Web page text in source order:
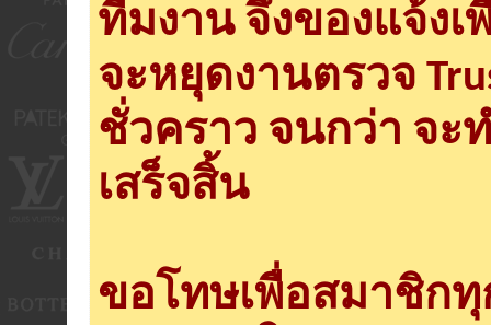
ทีมงาน จึงของแจ้ง
จะหยุดงานตรวจ
ชั่วคราว จนกว่า จะ
เสร็จสิ้น
ขอโทษเพื่อสมาชิก